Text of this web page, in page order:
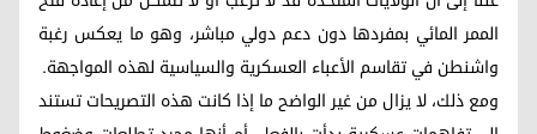
الممر المائي بمفردها دون دعم دولي مباشر، وهو ما يعكس رغبة
واشنطن في تقاسم الأعباء العسكرية والسياسية لهذه المواجهة.
ومع ذلك، لا يزال من غير الواضح ما إذا كانت هذه التصريحات تستند